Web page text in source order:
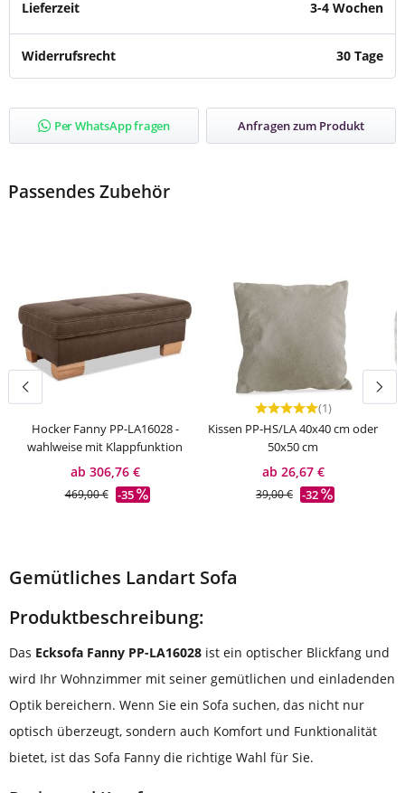
Lieferzeit 3-4 Wochen
Widerrufsrecht 30 Tage
Per WhatsApp fragen Anfragen zum Produkt
Passendes Zubehör
Hocker Fanny PP-LA16028 -
wahlweise mit Klappfunktion
ab 306,76 €
469,00 € -35
Durchschnittliche
(1)
Kissen PP-HS/LA 40x40 cm oder
50x50 cm
ab 26,67 €
39,00 € -32
Gemütliches Landart Sofa
Produktbeschreibung:
Das Ecksofa Fanny PP-LA16028 ist ein optischer Blickfang und
wird Ihr Wohnzimmer mit seiner gemütlichen und einladenden
Optik bereichern. Wenn Sie ein Sofa suchen, das nicht nur
optisch überzeugt, sondern auch Komfort und Funktionalität
bietet, ist das Sofa Fanny die richtige Wahl für Sie.